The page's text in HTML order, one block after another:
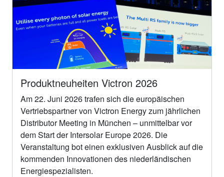
Produktneuheiten Victron 2026
Am 22. Juni 2026 trafen sich die europäischen
Vertriebspartner von Victron Energy zum jährlichen
Distributor Meeting in München – unmittelbar vor
dem Start der Intersolar Europe 2026. Die
Veranstaltung bot einen exklusiven Ausblick auf die
kommenden Innovationen des niederländischen
Energiespezialisten.